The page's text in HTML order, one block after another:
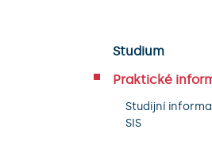
Studium
Praktické
Studijní
SIS